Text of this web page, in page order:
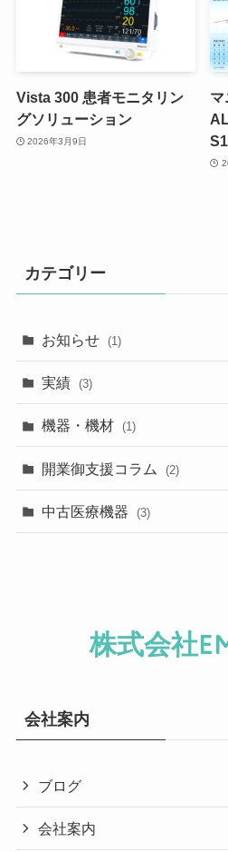
Vista 300 患者モニタリン
グソリューション
2026年3月9日
カテゴリー
お知らせ (1)
実績 (3)
機器・機材 (1)
開業御支援コラム (2)
中古医療機器 (3)
株式会社
会社案内
ブログ
会社案内